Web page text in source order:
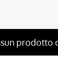
prodotto